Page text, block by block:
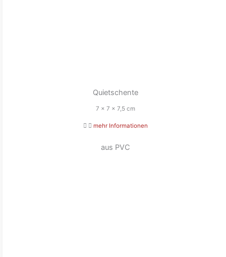
Quietschente
7 x 7 x 7,5 cm
mehr Informationen
aus PVC